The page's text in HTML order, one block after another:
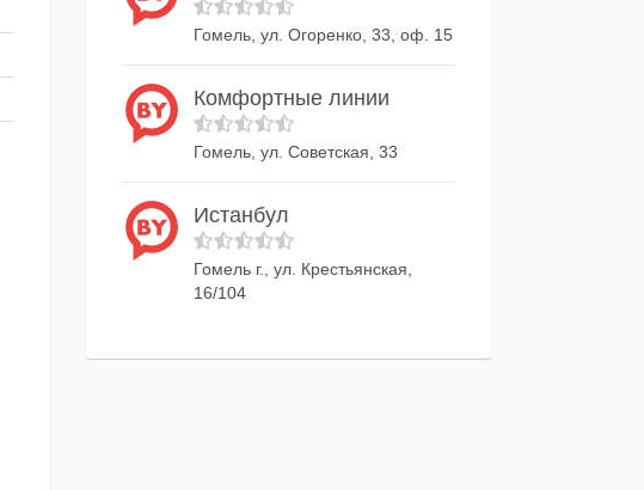
Гомель, ул. Огоренко, 33, оф. 15
Комфортные линии
Гомель, ул. Советская, 33
Истанбул
Гомель г., ул. Крестьянская,
16/104